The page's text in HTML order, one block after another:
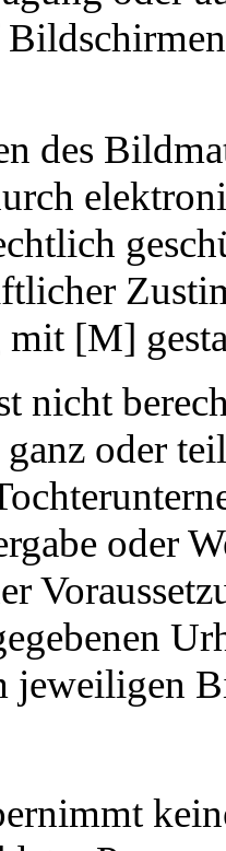
des
[M]
nicht
oder
oder
jeweiligen